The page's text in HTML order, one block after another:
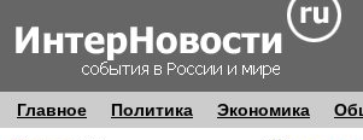
Главное Политика Экономика